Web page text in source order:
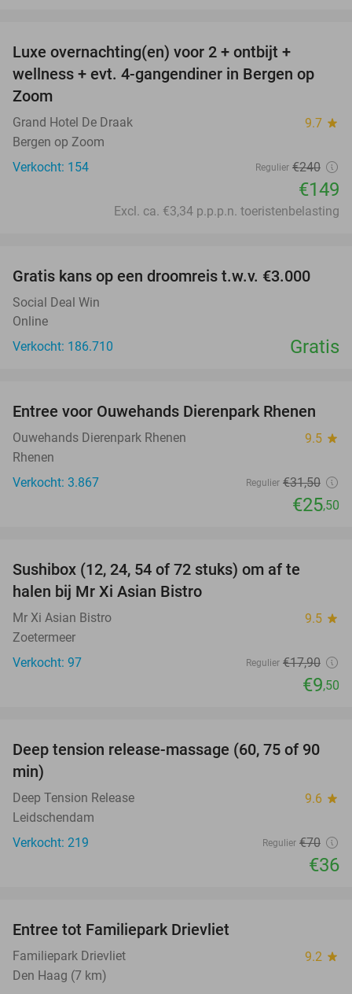
Luxe overnachting(en) voor 2 + ontbijt +
wellness + evt. 4-gangendiner in Bergen op
Zoom
Grand Hotel De Draak 9.7 star
Bergen op Zoom
Verkocht: 154
Regulier €240
€149
Excl. ca. €3,34 p.p.p.n. toeristenbelasting
Gratis kans op een droomreis t.w.v. €3.000
Social Deal Win
Online
Verkocht: 186.710
Gratis
19%
Entree voor Ouwehands Dierenpark Rhenen
Ouwehands Dierenpark Rhenen 9.5 star
Rhenen
Verkocht: 3.867
Regulier €31,50
€25,50
Sushibox (12, 24, 54 of 72 stuks) om af te
halen bij Mr Xi Asian Bistro
Mr Xi Asian Bistro 9.5 star
Zoetermeer
Verkocht: 97
Regulier €17,90
€9,50
49%
Deep tension release-massage (60, 75 of 90
min)
Deep Tension Release 9.6 star
Leidschendam
Verkocht: 219
Regulier €70
€36
Entree tot Familiepark Drievliet
Familiepark Drievliet 9.2 star
Den Haag (7 km)